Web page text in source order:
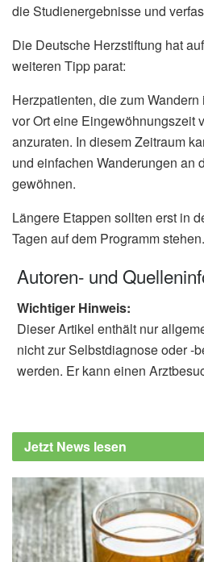
die Studienergebnisse und
Die Deutsche Herzstiftung hat
weiteren Tipp parat:
Herzpatienten, die zum
vor Ort eine Eingewöhnungszeit
anzuraten. In diesem Zeitraum
und einfachen Wanderungen an
gewöhnen.
Längere Etappen sollten erst in
Tagen auf dem Programm
Autoren- und
Wichtiger Hinweis:
Dieser Artikel enthält nur
nicht zur Selbstdiagnose oder -
werden. Er kann einen
Jetzt News lesen